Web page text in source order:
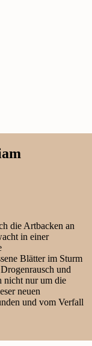
die Artbacken an
in einer
Blätter im Sturm
und
nicht nur um die
neuen
und vom Verfall